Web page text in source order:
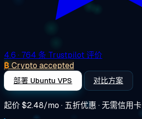
4.6 · 764 条 Trustpilot 评价
₿ Crypto accepted
部署 Ubuntu VPS 对比方案
起价$2.48/mo · 五折优惠 · 无需信用卡